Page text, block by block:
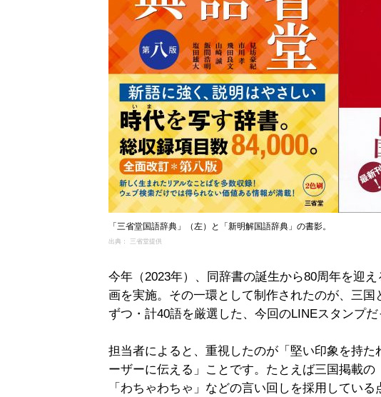
「三省堂国語辞典」（左）と「新明解国語辞典」の書影。
出典： 三省堂提供
今年（2023年）、同辞書の誕生から80周年を迎
画を実施。その一環として制作されたのが、三
ずつ・計40語を厳選した、今回のLINEスタンプだ
担当者によると、重視したのが「堅い印象を持
ーザーに伝える」ことです。たとえば三国掲載の
「わちゃわちゃ」などの言い回しを採用している